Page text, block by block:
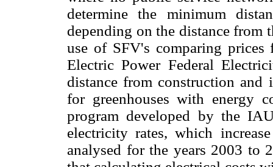
determine the minimum
depending on the distance
use of SFV's comparing
Electric Power Federal
distance from construction and
for greenhouses with energy
program developed by the
electricity rates, which
analysed for the years 2003 to